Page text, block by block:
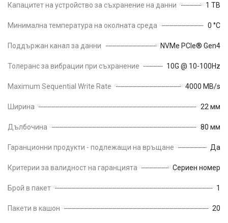
Капацитет на устройство за съхранение на данни 1 TB
Минимална температура на околната среда 0 °C
Поддържан канал за данни NVMe PCIe® Gen4
Толеранс за вибрации при съхранение 10G @ 10-100Hz
Maximum Sequential Write Rate 4000 MB/s
Ширина 22 мм
Дълбочина 80 мм
Гаранционни продукти - подлежащи на връщане Да
Критерии за валидност на гаранцията Сериен номер
Брой в пакет 1
Пакети в кашон 20